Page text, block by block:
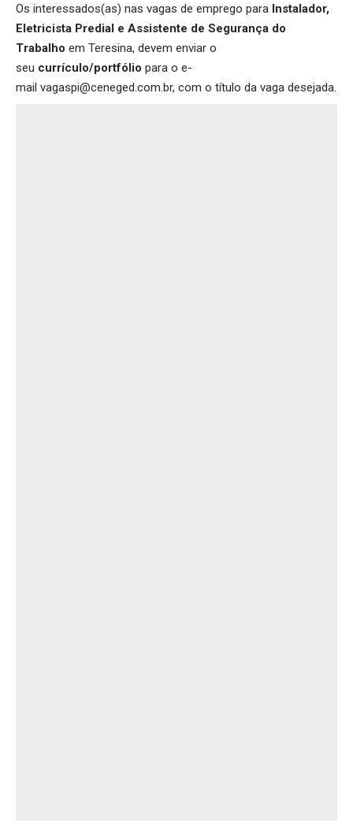
Os interessados(as) nas vagas de emprego para Instalador,
Eletricista Predial e Assistente de Segurança do
Trabalho em Teresina, devem enviar o
seu currículo/portfólio para o e-
mail vagaspi@ceneged.com.br, com o título da vaga desejada.